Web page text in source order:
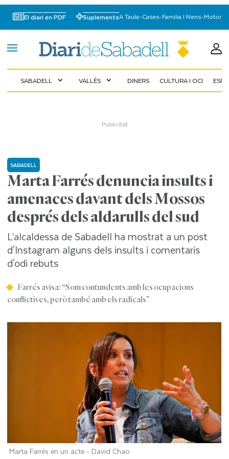
El diari en PDF SuplementsA Taula-Cases-Familia I Nens-Motor
SABADELL expand_more VALLÈS expand_more DINERS CULTURA I OCI
Marta Farrés denuncia insults i
amenaces davant dels Mossos
després dels aldarulls del sud
SABADELL
L’alcaldessa de Sabadell ha mostrat a un post
d'Instagram alguns dels insults i comentaris
d'odi rebuts
Farrés avisa: “Som contundents amb les ocupacions
conflictives, però també amb els radicals”
Marta Farrés en un acte - David Chao